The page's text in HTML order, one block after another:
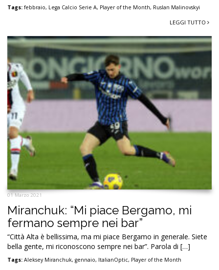
Tags: febbraio, Lega Calcio Serie A, Player of the Month, Ruslan Malinovskyi
LEGGI TUTTO
01 Marzo 2021
Miranchuk: “Mi piace Bergamo, mi
fermano sempre nei bar”
“Città Alta è bellissima, ma mi piace Bergamo in generale. Siete
bella gente, mi riconoscono sempre nei bar”. Parola di […]
Tags: Aleksey Miranchuk, gennaio, ItalianOptic, Player of the Month